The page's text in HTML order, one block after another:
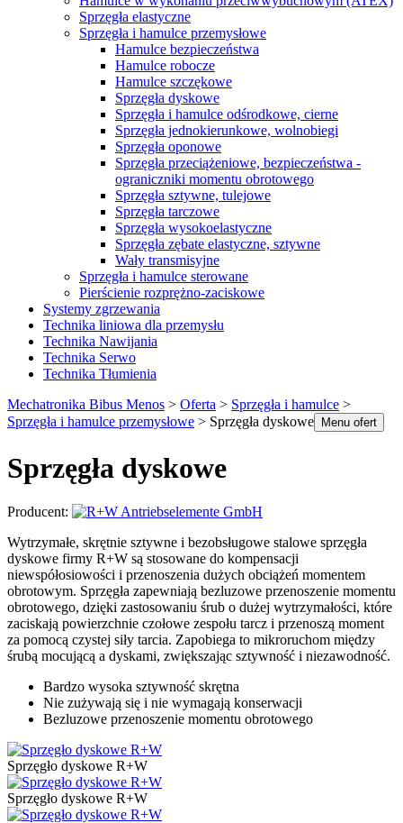
Sprzęgła elastyczne
Sprzęgła i hamulce przemysłowe
Hamulce bezpieczeństwa
Hamulce robocze
Hamulce szczękowe
Sprzęgła dyskowe
Sprzęgła i hamulce odśrodkowe, cierne
Sprzęgła jednokierunkowe, wolnobiegi
Sprzęgła oponowe
Sprzęgła przeciążeniowe, bezpieczeństwa -
ograniczniki momentu obrotowego
Sprzęgła sztywne, tulejowe
Sprzęgła tarczowe
Sprzęgła wysokoelastyczne
Sprzęgła zębate elastyczne, sztywne
Wały transmisyjne
Sprzęgła i hamulce sterowane
Pierścienie rozprężno-zaciskowe
Systemy zgrzewania
Technika liniowa dla przemysłu
Technika Nawijania
Technika Serwo
Technika Tłumienia
Mechatronika Bibus Menos > Oferta > Sprzęgła i hamulce >
Sprzęgła i hamulce przemysłowe > Sprzęgła dyskowe Menu ofert
Sprzęgła dyskowe
Producent:
Wytrzymałe, skrętnie sztywne i bezobsługowe stalowe sprzęgła
dyskowe firmy R+W są stosowane do kompensacji
niewspółosiowości i przenoszenia dużych obciążeń momentem
obrotowym. Sprzęgła zapewniają bezluzowe przenoszenie momentu
obrotowego, dzięki zastosowaniu śrub o dużej wytrzymałości, które
zaciskają powierzchnie czołowe zespołu tarcz i przenoszą moment
za pomocą czystej siły tarcia. Zapobiega to mikroruchom między
śrubą mocującą a dyskami, zwiększając sztywność i niezawodność.
Bardzo wysoka sztywność skrętna
Nie zużywają się i nie wymagają konserwacji
Bezluzowe przenoszenie momentu obrotowego
Sprzęgło dyskowe R+W
Sprzęgło dyskowe R+W